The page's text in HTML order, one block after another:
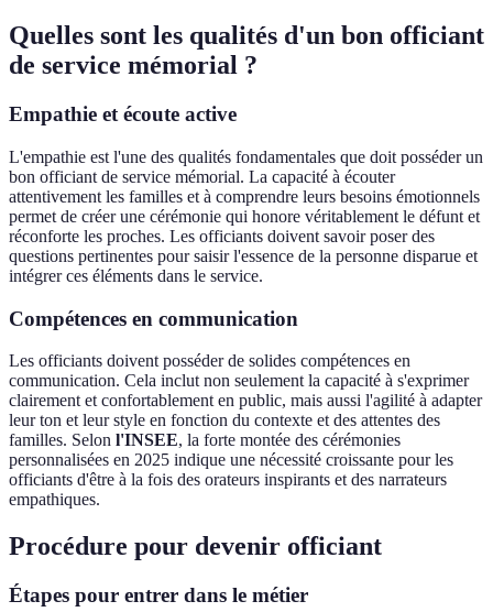
Quelles sont les qualités d'un bon officiant
de service mémorial ?
Empathie et écoute active
L'empathie est l'une des qualités fondamentales que doit posséder un
bon officiant de service mémorial. La capacité à écouter
attentivement les familles et à comprendre leurs besoins émotionnels
permet de créer une cérémonie qui honore véritablement le défunt et
réconforte les proches. Les officiants doivent savoir poser des
questions pertinentes pour saisir l'essence de la personne disparue et
intégrer ces éléments dans le service.
Compétences en communication
Les officiants doivent posséder de solides compétences en
communication. Cela inclut non seulement la capacité à s'exprimer
clairement et confortablement en public, mais aussi l'agilité à adapter
leur ton et leur style en fonction du contexte et des attentes des
familles. Selon l'INSEE, la forte montée des cérémonies
personnalisées en 2025 indique une nécessité croissante pour les
officiants d'être à la fois des orateurs inspirants et des narrateurs
empathiques.
Procédure pour devenir officiant
Étapes pour entrer dans le métier